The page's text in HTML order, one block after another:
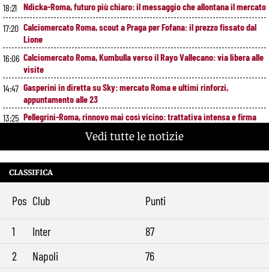
18:21 Ndicka-Roma, futuro più chiaro: il messaggio che allontana il mercato
17:20 Calciomercato Roma, scout a Praga per Fofana: il prezzo fissato dal
Lione
16:06 Calciomercato Roma, Kumbulla verso il Rayo Vallecano: via libera alle
visite
14:47 Gasperini in diretta su Sky: mercato Roma e ultimi rinforzi,
appuntamento alle 23
13:25 Pellegrini-Roma, rinnovo mai così vicino: trattativa intensa e firma
12:00
10:39 Alajbegovic, Pjanic svela il ruolo: perché il talento seguito dalla Roma
9:29
Roma, il mercato ora è nelle sue mani: dopo Molina manca soltanto
l’ala
Vedi tutte le notizie
CLASSIFICA
Pos Club Punti
1 Inter
87
2
Napoli
76